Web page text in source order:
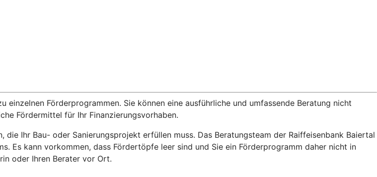
Förderprogrammen. Sie können eine ausführliche und umfassende Beratung nicht
Fördermittel für Ihr Finanzierungsvorhaben.
Ihr Bau- oder Sanierungsprojekt erfüllen muss. Das Beratungsteam der Raiffeisenbank Baiertal
Es kann vorkommen, dass Fördertöpfe leer sind und Sie ein Förderprogramm daher nicht in
oder Ihren Berater vor Ort.